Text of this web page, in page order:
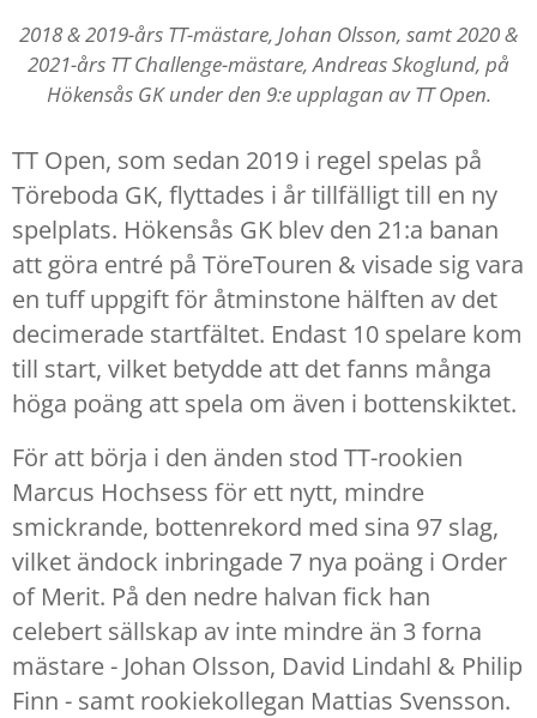
2018 & 2019-års TT-mästare, Johan Olsson, samt 2020 &
2021-års TT Challenge-mästare, Andreas Skoglund, på
Hökensås GK under den 9:e upplagan av TT Open.
TT Open, som sedan 2019 i regel spelas på
Töreboda GK, flyttades i år tillfälligt till en ny
spelplats. Hökensås GK blev den 21:a banan
att göra entré på TöreTouren & visade sig vara
en tuff uppgift för åtminstone hälften av det
decimerade startfältet. Endast 10 spelare kom
till start, vilket betydde att det fanns många
höga poäng att spela om även i bottenskiktet.
För att börja i den änden stod TT-rookien
Marcus Hochsess för ett nytt, mindre
smickrande, bottenrekord med sina 97 slag,
vilket ändock inbringade 7 nya poäng i Order
of Merit. På den nedre halvan fick han
celebert sällskap av inte mindre än 3 forna
mästare - Johan Olsson, David Lindahl & Philip
Finn - samt rookiekollegan Mattias Svensson.